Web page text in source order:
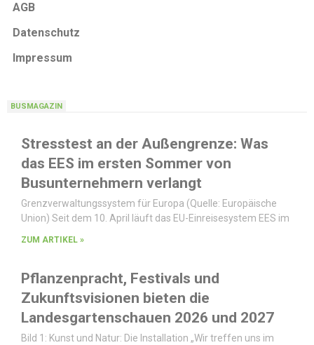
AGB
Datenschutz
Impressum
BUSMAGAZIN
Stresstest an der Außengrenze: Was
das EES im ersten Sommer von
Busunternehmern verlangt
Grenzverwaltungssystem für Europa (Quelle: Europäische
Union) Seit dem 10. April läuft das EU-Einreisesystem EES im
ZUM ARTIKEL »
Pflanzenpracht, Festivals und
Zukunftsvisionen bieten die
Landesgartenschauen 2026 und 2027
Bild 1: Kunst und Natur: Die Installation „Wir treffen uns im